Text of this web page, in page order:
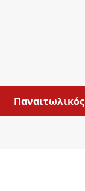
Παναιτωλικός